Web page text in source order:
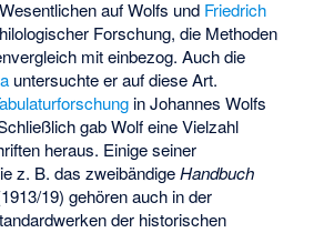
auf Wolfs und Friedrich
Forschung, die Methoden
mit einbezog. Auch die
untersuchte er auf diese Art.
in Johannes Wolfs
gab Wolf eine Vielzahl
heraus. Einige seiner
z. B. das zweibändigeHandbuch
19) gehören auch in der
der historischen